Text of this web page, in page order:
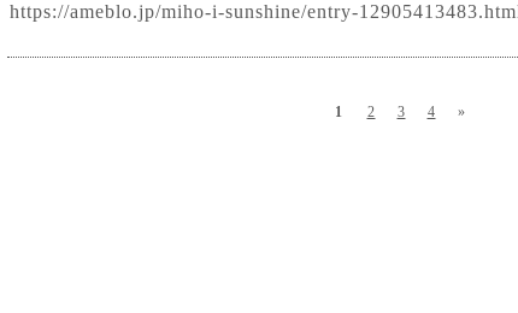
https://ameblo.jp/miho-i-sunshine/entry-
1 2 3 4 »